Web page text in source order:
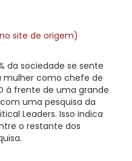
no site de origem)
da sociedade se sente
mulher como chefe de
à frente de uma grande
uma pesquisa da
Leaders. Isso indica
o restante dos